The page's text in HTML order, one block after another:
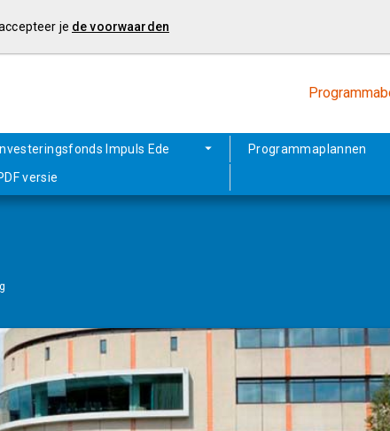
Investeringsfonds Impuls Ede
Programmaplannen
versie
je de voorwaarden